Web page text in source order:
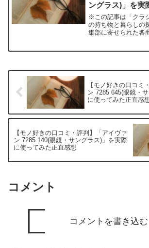
ングラス)」を実
正直感想
※この記事は「クラ
の持ち物と暮らしの
集部に寄せられた各
【モノ好きの口コミ
ン 7285 645(眼鏡・
に使ってみた正直感
【モノ好きの口コミ・評判】「アイヴァ
ン 7285 140(眼鏡・サングラス)」を実際
に使ってみた正直感想
コメント
コメントを書き込む